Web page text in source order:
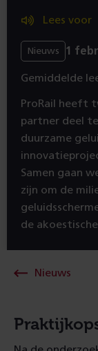
Lees voor
Nieuws 1
Gemiddelde
ProRail heeft
partner deel
duurzame
Samen gaan
zijn om de
de
Nieuws